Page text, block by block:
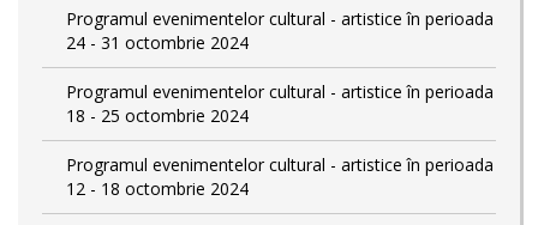
Programul evenimentelor cultural - artistice în perioada
24 - 31 octombrie 2024
Programul evenimentelor cultural - artistice în perioada
18 - 25 octombrie 2024
Programul evenimentelor cultural - artistice în perioada
12 - 18 octombrie 2024